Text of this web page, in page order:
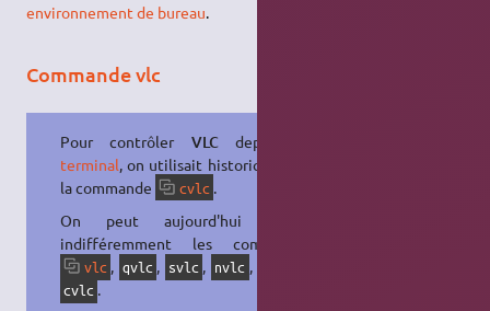
environnement de bureau.
Commande vlc
Pour contrôler VLCdepuis un
terminal, on utilisait historiquement
la commande
cvlc .
On peut aujourd'hui utiliser
indifféremment les commandes
vlc , qvlc , svlc , nvlc ,
cvlc .